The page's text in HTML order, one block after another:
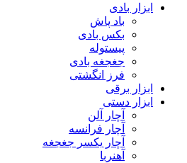
ابزار بادی
باد پاش
بکس بادی
پیستوله
جغجغه بادی
فرز انگشتی
ابزار برقی
ابزار دستی
آچار آلن
آچار فرانسه
آچار یکسر جغجغه
آهنربا